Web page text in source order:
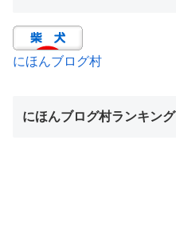
にほんブログ村
にほんブログ村ランキング